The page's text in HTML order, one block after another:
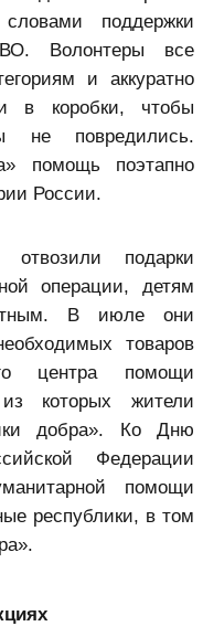
поддержки
Волонтеры все
и аккуратно
в коробки, чтобы
не повредились.
помощь поэтапно
России.
подарки
операции, детям
В июле они
товаров
центра помощи
которых жители
добра». Ко Дню
Федерации
помощи
республики, в том